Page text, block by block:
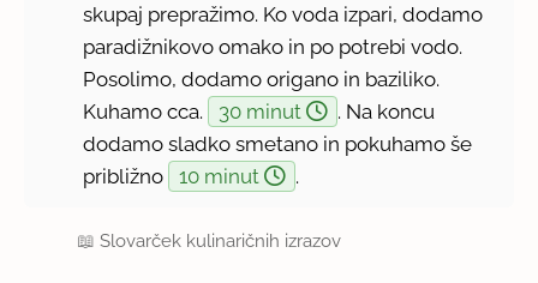
skupaj prepražimo. Ko voda izpari, dodamo
paradižnikovo omako in po potrebi vodo.
Posolimo, dodamo origano in baziliko.
Kuhamo cca.
30 minut
. Na koncu
dodamo sladko smetano in pokuhamo še
približno
10 minut .
📖Slovarček kulinaričnih izrazov